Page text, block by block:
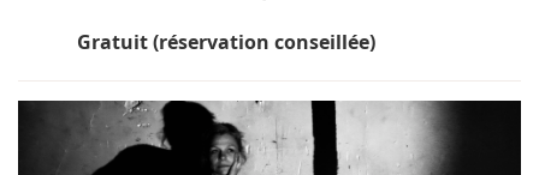
Gratuit (réservation conseillée)